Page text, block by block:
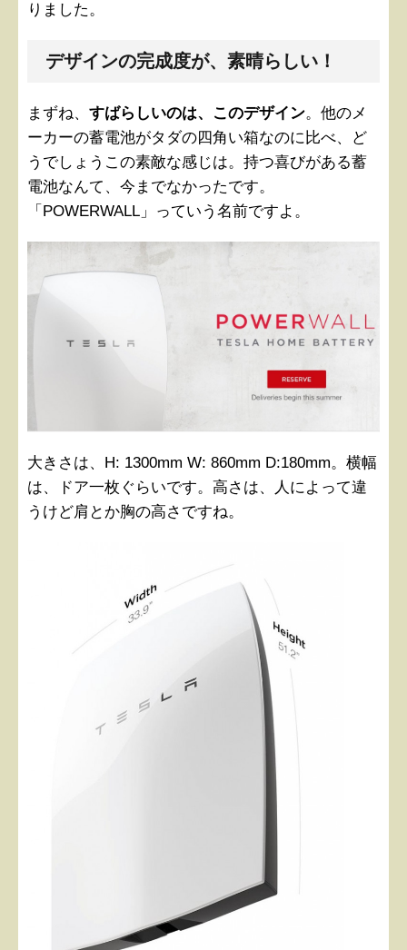
りました。
デザインの完成度が、素晴らしい！
まずね、 すばらしいのは、このデザイン。他のメ
ーカーの蓄電池がタダの四角い箱なのに比べ、ど
うでしょうこの素敵な感じは。持つ喜びがある蓄
電池なんて、今までなかったです。
「POWERWALL」っていう名前ですよ。
大きさは、H: 1300mm W: 860mm D:180mm。横幅
は、ドア一枚ぐらいです。高さは、人によって違
うけど肩とか胸の高さですね。